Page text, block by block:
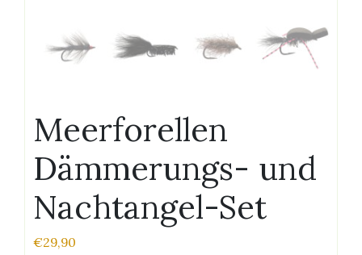
Meerforellen
Dämmerungs- und
Nachtangel-Set
€29,90